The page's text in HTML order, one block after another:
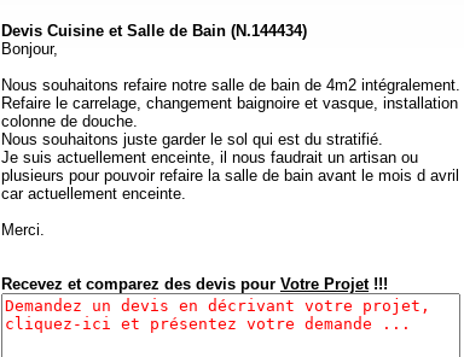
Devis Cuisine et Salle de Bain (N.144434)
Bonjour,
Nous souhaitons refaire notre salle de bain de 4m2 intégralement.
Refaire le carrelage, changement baignoire et vasque, installation
colonne de douche.
Nous souhaitons juste garder le sol qui est du stratifié.
Je suis actuellement enceinte, il nous faudrait un artisan ou
plusieurs pour pouvoir refaire la salle de bain avant le mois d avril
car actuellement enceinte.
Merci.
Recevez et comparez des devis pour Votre Projet!!!